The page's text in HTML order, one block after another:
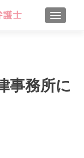
事務所に